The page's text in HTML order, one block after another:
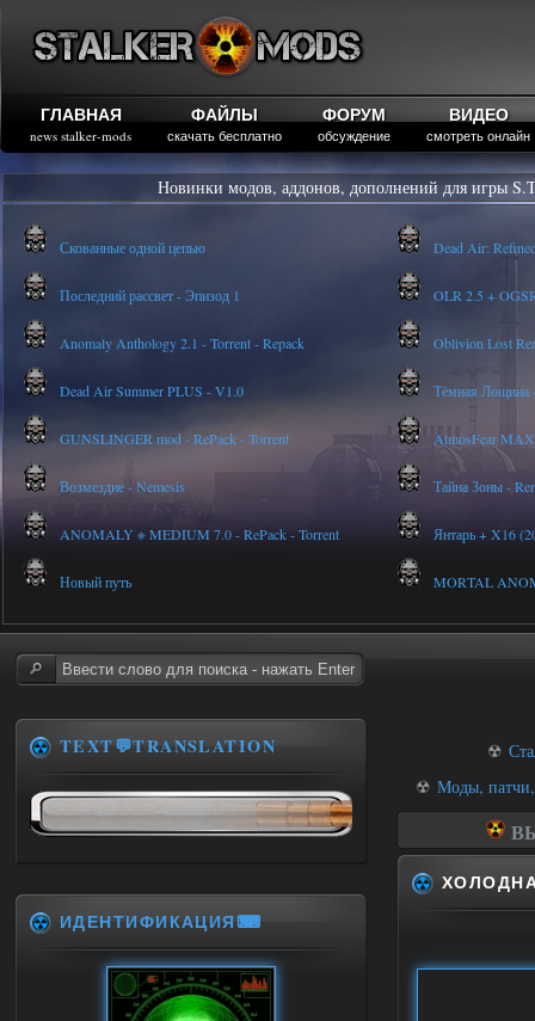
ГЛАВНАЯ
news stalker-mods
ФАЙЛЫ
скачать бесплатно
ФОРУМ
обсуждение
ВИДЕО
смотреть онлайн
Новинки модов, аддонов, дополнений для игры
Скованные одной цепью Dead Air:
Последний рассвет - Эпизод 1 OLR 2.5 +
Anomaly Anthology 2.1 - Torrent - Repack Oblivion Lost
Dead Air Summer PLUS - V1.0 Тёмная Лощина
GUNSLINGER mod - RePack - Torrent AtmosFear MAX
Возмездие - Nemesis Тайна Зоны -
ANOMALY ※ MEDIUM 7.0 - RePack - Torrent Янтарь + X16
Новый путь MORTAL
☢
☢ Моды,
TEXT💬TRANSLATION
ИДЕНТИФИКАЦИЯ⌨